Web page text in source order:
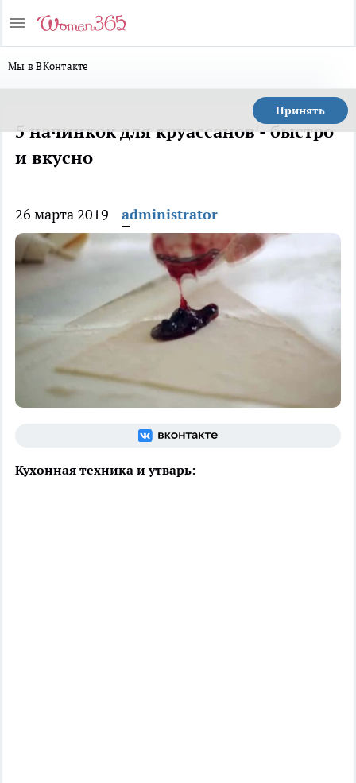
Мы в ВКонтакте
Принять
5 начинкок для круассанов - быстро
и вкусно
26 марта 2019 administrator
Кухонная техника и утварь: